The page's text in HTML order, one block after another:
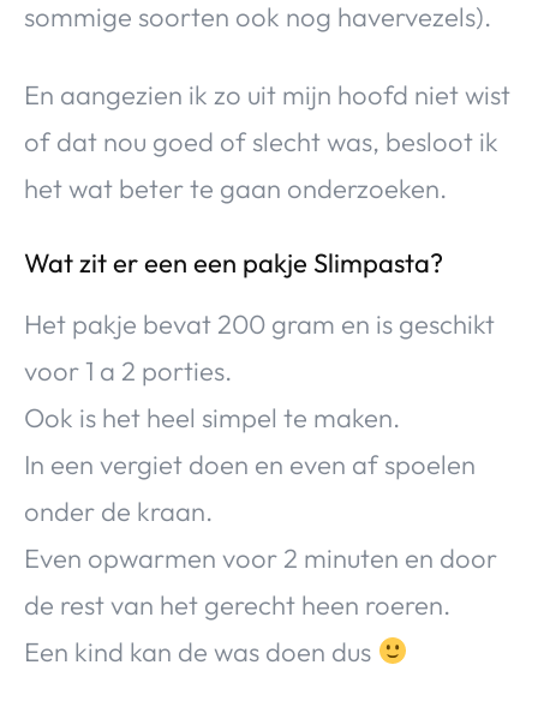
sommige soorten ook nog havervezels).
En aangezien ik zo uit mijn hoofd niet wist
of dat nou goed of slecht was, besloot ik
het wat beter te gaan onderzoeken.
Wat zit er een een pakje Slimpasta?
Het pakje bevat 200 gram en is geschikt
voor 1 a 2 porties.
Ook is het heel simpel te maken.
In een vergiet doen en even af spoelen
onder de kraan.
Even opwarmen voor 2 minuten en door
de rest van het gerecht heen roeren.
Een kind kan de was doen dus